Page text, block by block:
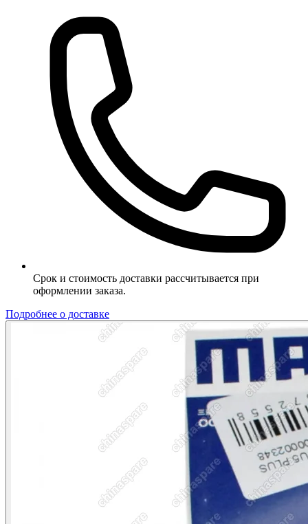
Срок и стоимость доставки рассчитывается при
оформлении заказа.
Подробнее о доставке